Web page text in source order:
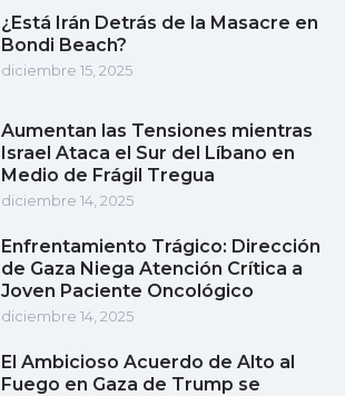
¿Está Irán Detrás de la Masacre en
Bondi Beach?
diciembre 15, 2025
Aumentan las Tensiones mientras
Israel Ataca el Sur del Líbano en
Medio de Frágil Tregua
diciembre 14, 2025
Enfrentamiento Trágico: Dirección
de Gaza Niega Atención Crítica a
Joven Paciente Oncológico
diciembre 14, 2025
El Ambicioso Acuerdo de Alto al
Fuego en Gaza de Trump se